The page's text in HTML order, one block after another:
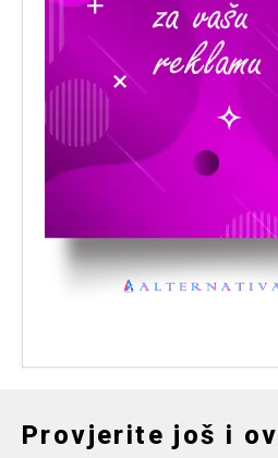
Provjerite još i